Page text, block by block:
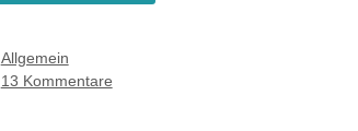
Kategorien
Allgemein
13 Kommentare